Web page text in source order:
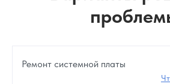
Ремонт системной платы